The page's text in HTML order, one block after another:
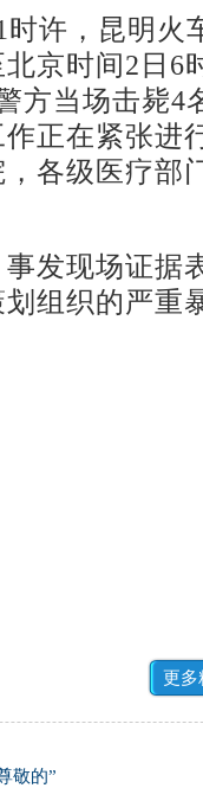
许，昆明火
京时间2日6
方当场击毙4
正在紧张进
各级医疗部
现场证据
组织的严重
更多
敬的”